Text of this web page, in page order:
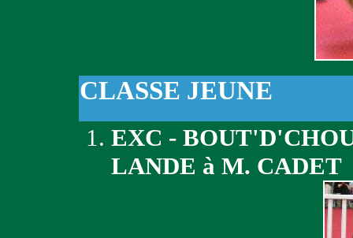
CLASSE JEUNE
EXC -
LANDE à M. CADET